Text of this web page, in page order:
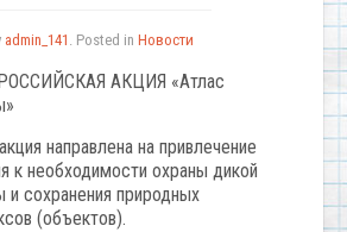
admin_141 . Posted in Новости
АКЦИЯ «Атлас
направлена на привлечение
к необходимости охраны дикой
и сохранения природных
(объектов).